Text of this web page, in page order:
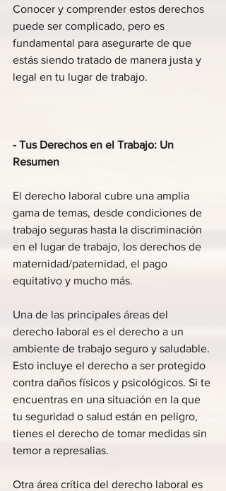
Conocer y comprender estos derechos
puede ser complicado, pero es
fundamental para asegurarte de que
estás siendo tratado de manera justa y
legal en tu lugar de trabajo.
- Tus Derechos en el Trabajo: Un
Resumen
El derecho laboral cubre una amplia
gama de temas, desde condiciones de
trabajo seguras hasta la discriminación
en el lugar de trabajo, los derechos de
maternidad/paternidad, el pago
equitativo y mucho más.
Una de las principales áreas del
derecho laboral es el derecho a un
ambiente de trabajo seguro y saludable.
Esto incluye el derecho a ser protegido
contra daños físicos y psicológicos. Si te
encuentras en una situación en la que
tu seguridad o salud están en peligro,
tienes el derecho de tomar medidas sin
temor a represalias.
Otra área crítica del derecho laboral es